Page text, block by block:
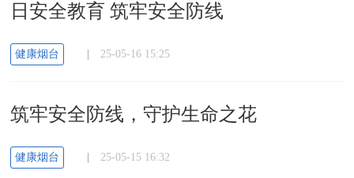
日安全教育 筑牢安全防线
健康烟台 |25-05-16 15:25
筑牢安全防线，守护生命之花
健康烟台 |25-05-15 16:32